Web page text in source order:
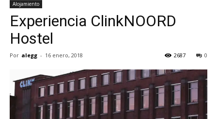
Alojamiento
Experiencia ClinkNOORD
Hostel
Por alegg - 16 enero, 2018 0
2687